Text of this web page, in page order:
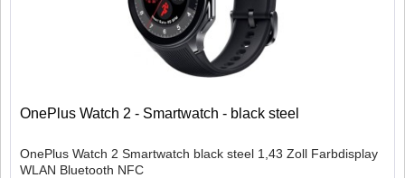
OnePlus Watch 2 - Smartwatch - black steel
OnePlus Watch 2 Smartwatch black steel 1,43 Zoll Farbdisplay
WLAN Bluetooth NFC